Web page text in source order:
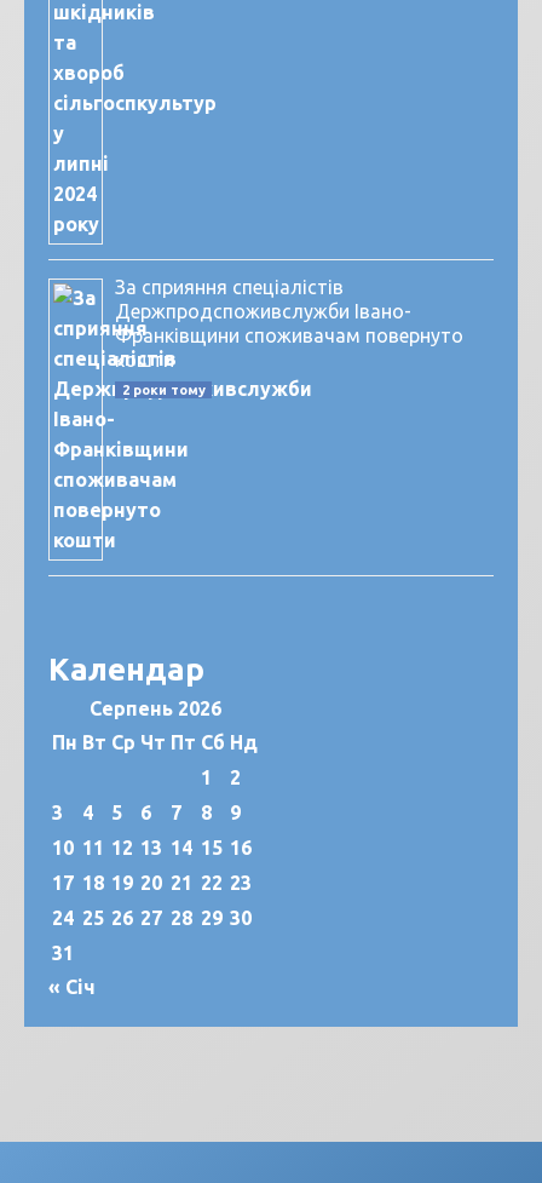
За сприяння спеціалістів
Держпродспоживслужби Івано-
Франківщини споживачам повернуто
кошти
2 роки тому
Календар
Серпень 2026
Пн Вт Ср Чт Пт Сб Нд
1
2
3
4 5 6 7 8
9
10 11 12 13 14 15 16
17 18 19 20 21 22 23
24 25 26 27 28 29 30
31
« Січ